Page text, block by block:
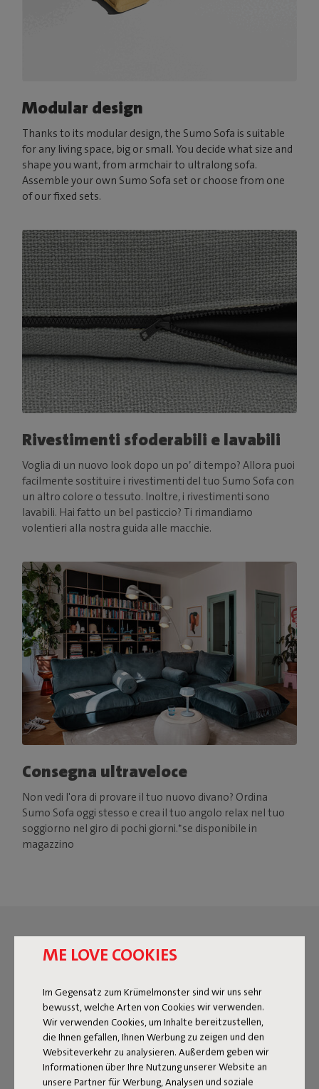
ME LOVE COOKIES
Im Gegensatz zum Krümelmonster sind wir uns sehr
bewusst, welche Arten von Cookies wir verwenden.
Wir verwenden Cookies, um Inhalte bereitzustellen,
die Ihnen gefallen, Ihnen Werbung zu zeigen und den
Websiteverkehr zu analysieren. Außerdem geben wir
Informationen über Ihre Nutzung unserer Website an
unsere Partner für Werbung, Analysen und soziale
Modular design
Thanks to its modular design, the Sumo Sofa is suitable
for any living space, big or small. You decide what size and
shape you want, from armchair to ultralong sofa.
Assemble your own Sumo Sofa set or choose from one
of our fixed sets.
Rivestimenti sfoderabili e lavabili
Voglia di un nuovo look dopo un po’ di tempo? Allora puoi
facilmente sostituire i rivestimenti del tuo Sumo Sofa con
un altro colore o tessuto. Inoltre, i rivestimenti sono
lavabili. Hai fatto un bel pasticcio? Ti rimandiamo
volentieri alla nostra guida alle macchie.
Consegna ultraveloce
Non vedi l'ora di provare il tuo nuovo divano? Ordina
Sumo Sofa oggi stesso e crea il tuo angolo relax nel tuo
soggiorno nel giro di pochi giorni.*se disponibile in
magazzino